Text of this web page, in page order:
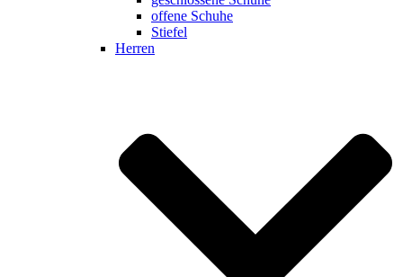
offene Schuhe
Stiefel
Herren